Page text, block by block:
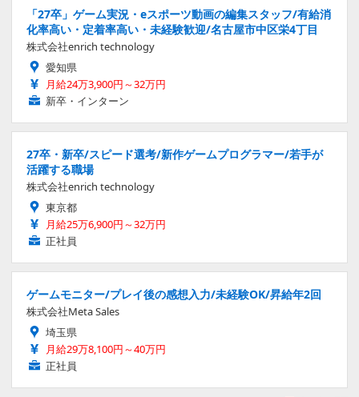
「27卒」ゲーム実況・eスポーツ動画の編集スタッフ/有給消
化率高い・定着率高い・未経験歓迎/名古屋市中区栄4丁目
株式会社enrich technology
愛知県
月給24万3,900円～32万円
新卒・インターン
27卒・新卒/スピード選考/新作ゲームプログラマー/若手が
活躍する職場
株式会社enrich technology
東京都
月給25万6,900円～32万円
正社員
ゲームモニター/プレイ後の感想入力/未経験OK/昇給年2回
株式会社Meta Sales
埼玉県
月給29万8,100円～40万円
正社員